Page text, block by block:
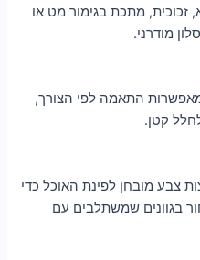
זכוכית, מתכת בגימור מט או
מודרני.
התאמה לפי הצורך,
קטן.
צבע מובחן לפינת האוכל כדי
בגוונים שמשתלבים עם